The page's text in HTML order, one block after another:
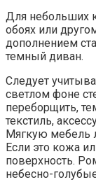
Для небольших
обоях или
дополнением
темный диван.
Следует
светлом фоне
переборщить,
текстиль,
Мягкую мебель
Если это кожа
поверхность.
небесно-